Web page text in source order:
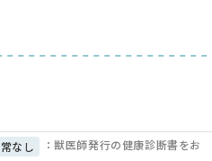
なし
：獣医師発行の健康診断書をお